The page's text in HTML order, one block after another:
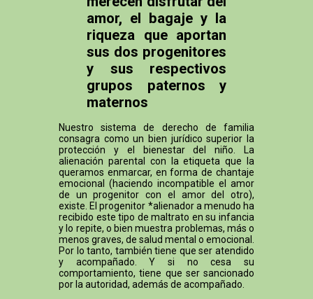
amor, el bagaje y la
riqueza que aportan
sus dos progenitores
y sus respectivos
grupos paternos y
maternos
Nuestro sistema de derecho de familia
consagra como un bien jurídico superior la
protección y el bienestar del niño. La
alienación parental con la etiqueta que la
queramos enmarcar, en forma de chantaje
emocional (haciendo incompatible el amor
de un progenitor con el amor del otro),
existe. El progenitor *alienador a menudo ha
recibido este tipo de maltrato en su infancia
y lo repite, o bien muestra problemas, más o
menos graves, de salud mental o emocional.
Por lo tanto, también tiene que ser atendido
y acompañado. Y si no cesa su
comportamiento, tiene que ser sancionado
por la autoridad, además de acompañado.